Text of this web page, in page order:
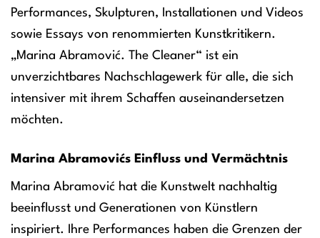
Performances, Skulpturen, Installationen und Videos
sowie Essays von renommierten Kunstkritikern.
„Marina Abramović. The Cleaner“ ist ein
unverzichtbares Nachschlagewerk für alle, die sich
intensiver mit ihrem Schaffen auseinandersetzen
möchten.
Marina Abramovićs Einfluss und Vermächtnis
Marina Abramović hat die Kunstwelt nachhaltig
beeinflusst und Generationen von Künstlern
inspiriert. Ihre Performances haben die Grenzen der